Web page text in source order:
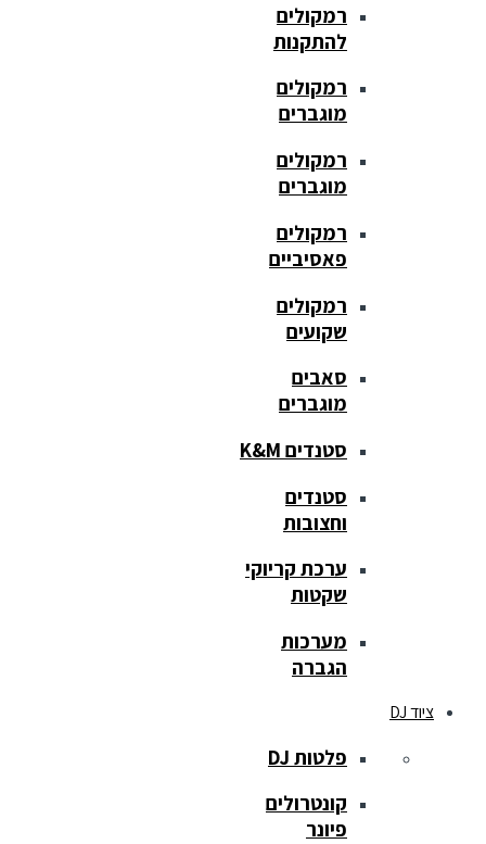
רמקולים
להתקנות
רמקולים
מוגברים
רמקולים
מוגברים
רמקולים
פאסיביים
רמקולים
שקועים
סאבים
מוגברים
סטנדים K&M
סטנדים
וחצובות
ערכת קריוקי
שקטות
מערכות
הגברה
ציוד DJ
פלטות DJ
קונטרולים
פיונר